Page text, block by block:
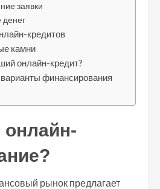
заявки
денег
кредитов
камни
онлайн-кредит?
финансирования
онлайн-
рынок предлагает